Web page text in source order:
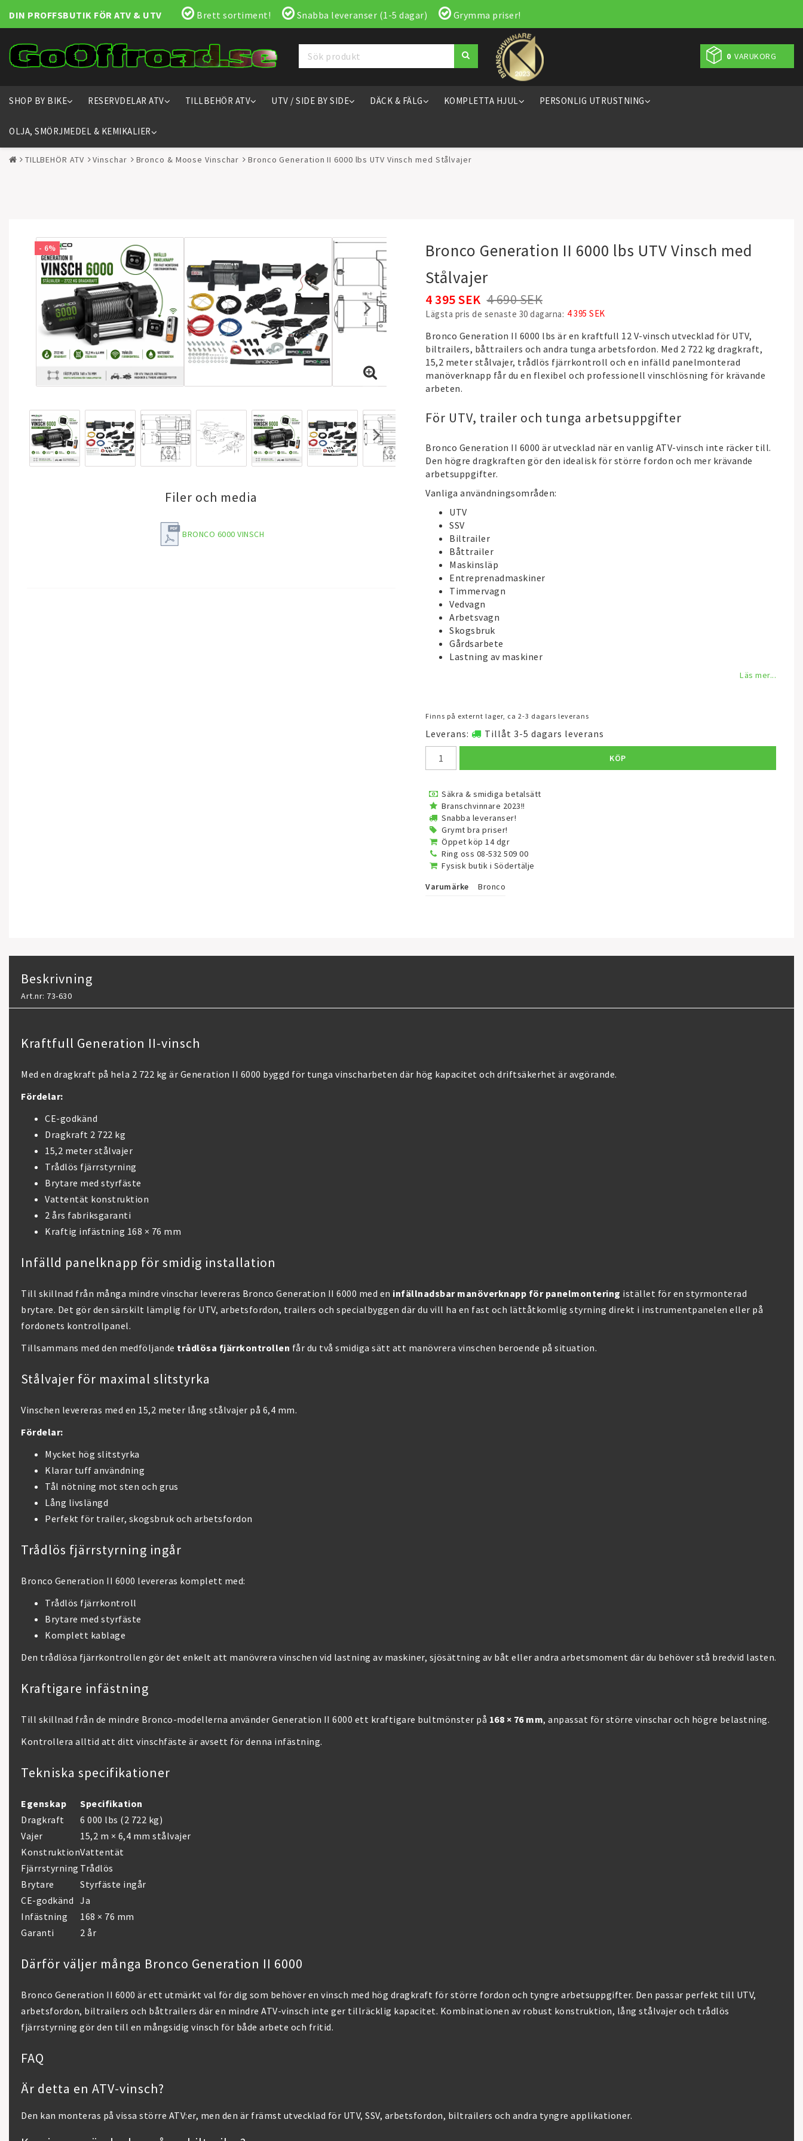
DIN PROFFSBUTIK FÖR ATV & UTV Brett sortiment! Snabba leveranser (1-5 dagar) Grymma priser!
0 VARUKORG
SHOP BY BIKE RESERVDELAR ATV TILLBEHÖR ATV UTV / SIDE BY SIDE DÄCK & FÄLG KOMPLETTA HJUL PERSONLIG UTRUSTNING
OLJA, SMÖRJMEDEL & KEMIKALIER
TILLBEHÖR ATV Vinschar Bronco & Moose Vinschar Bronco Generation II 6000 lbs UTV Vinsch med Stålvajer
- 6%
Filer och media
BRONCO 6000 VINSCH
Bronco Generation II 6000 lbs UTV Vinsch med
Stålvajer
4 690 SEK
4 395 SEK
Lägsta pris de senaste 30 dagarna 4 395 SEK
Bronco Generation II 6000 lbs är en kraftfull 12 V-vinsch utvecklad för UTV,
biltrailers, båttrailers och andra tunga arbetsfordon. Med 2 722 kg dragkraft,
15,2 meter stålvajer, trådlös fjärrkontroll och en infälld panelmonterad
manöverknapp får du en flexibel och professionell vinschlösning för krävande
arbeten.
För UTV, trailer och tunga arbetsuppgifter
Bronco Generation II 6000 är utvecklad när en vanlig ATV-vinsch inte räcker till.
Den högre dragkraften gör den idealisk för större fordon och mer krävande
arbetsuppgifter.
Vanliga användningsområden:
UTV
SSV
Biltrailer
Båttrailer
Maskinsläp
Entreprenadmaskiner
Timmervagn
Vedvagn
Arbetsvagn
Skogsbruk
Gårdsarbete
Lastning av maskiner
Läs mer...
Finns på externt lager, ca 2-3 dagars leverans
Leverans: Tillåt 3-5 dagars leverans
KÖP
Säkra & smidiga betalsätt
Branschvinnare 2023!!
Snabba leveranser!
Grymt bra priser!
Öppet köp 14 dgr
Ring oss 08-532 509 00
Fysisk butik i Södertälje
Varumärke
Bronco
Beskrivning
Art.nr: 73-630
Kraftfull Generation II-vinsch
Med en dragkraft på hela 2 722 kg är Generation II 6000 byggd för tunga vinscharbeten där hög kapacitet och driftsäkerhet är avgörande.
Fördelar:
CE-godkänd
Dragkraft 2 722 kg
15,2 meter stålvajer
Trådlös fjärrstyrning
Brytare med styrfäste
Vattentät konstruktion
2 års fabriksgaranti
Kraftig infästning 168 × 76 mm
Infälld panelknapp för smidig installation
Till skillnad från många mindre vinschar levereras Bronco Generation II 6000 med en infällnadsbar manöverknapp för panelmontering istället för en styrmonterad
brytare. Det gör den särskilt lämplig för UTV, arbetsfordon, trailers och specialbyggen där du vill ha en fast och lättåtkomlig styrning direkt i instrumentpanelen eller på
fordonets kontrollpanel.
Tillsammans med den medföljande trådlösa fjärrkontrollen får du två smidiga sätt att manövrera vinschen beroende på situation.
Stålvajer för maximal slitstyrka
Vinschen levereras med en 15,2 meter lång stålvajer på 6,4 mm.
Fördelar:
Mycket hög slitstyrka
Klarar tuff användning
Tål nötning mot sten och grus
Lång livslängd
Perfekt för trailer, skogsbruk och arbetsfordon
Trådlös fjärrstyrning ingår
Bronco Generation II 6000 levereras komplett med:
Trådlös fjärrkontroll
Brytare med styrfäste
Komplett kablage
Den trådlösa fjärrkontrollen gör det enkelt att manövrera vinschen vid lastning av maskiner, sjösättning av båt eller andra arbetsmoment där du behöver stå bredvid lasten.
Kraftigare infästning
Till skillnad från de mindre Bronco-modellerna använder Generation II 6000 ett kraftigare bultmönster på 168 × 76 mm, anpassat för större vinschar och högre belastning.
Kontrollera alltid att ditt vinschfäste är avsett för denna infästning.
Tekniska specifikationer
Egenskap
Specifikation
Dragkraft
6 000 lbs (2 722 kg)
Vajer
15,2 m × 6,4 mm stålvajer
KonstruktionVattentät
Fjärrstyrning Trådlös
Brytare
Styrfäste ingår
CE-godkänd Ja
Infästning
168 × 76 mm
Garanti
2 år
Därför väljer många Bronco Generation II 6000
Bronco Generation II 6000 är ett utmärkt val för dig som behöver en vinsch med hög dragkraft för större fordon och tyngre arbetsuppgifter. Den passar perfekt till UTV,
arbetsfordon, biltrailers och båttrailers där en mindre ATV-vinsch inte ger tillräcklig kapacitet. Kombinationen av robust konstruktion, lång stålvajer och trådlös
fjärrstyrning gör den till en mångsidig vinsch för både arbete och fritid.
FAQ
Är detta en ATV-vinsch?
Den kan monteras på vissa större ATV:er, men den är främst utvecklad för UTV, SSV, arbetsfordon, biltrailers och andra tyngre applikationer.